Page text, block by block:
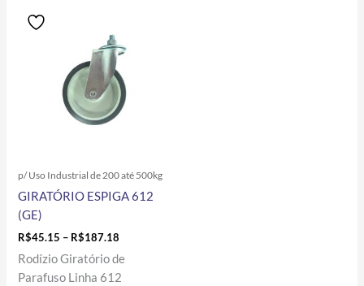
p/ Uso Industrial de 200 até 500kg
GIRATÓRIO ESPIGA 612
(GE)
R$45.15 – R$187.18
through
Rodízio Giratório de
Parafuso Linha 612
produto
tem
várias
variantes.
As
opções
escolhidas
na
do
produto